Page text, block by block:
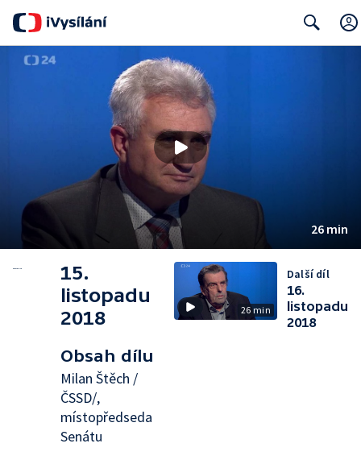
26 min
15.
listopadu
2018
Obsah dílu
Milan Štěch /
ČSSD/,
místopředseda
Senátu
26 min
Další díl
16.
listopadu
2018